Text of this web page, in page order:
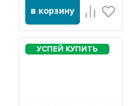
в корзину